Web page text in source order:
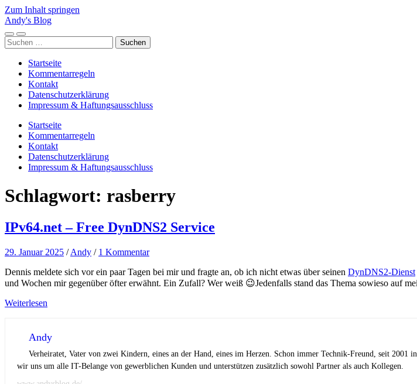
Zum Inhalt springen
Andy's Blog
Mobile-
Menü
Suchfeld
ein-/ausblenden
Suchen
nach:
Startseite
Kommentarregeln
Kontakt
Datenschutzerklärung
Impressum & Haftungsausschluss
Startseite
Kommentarregeln
Kontakt
Datenschutzerklärung
Impressum & Haftungsausschluss
Schlagwort: rasberry
IPv64.net – Free DynDNS2 Service
29. Januar 2025 /Andy / 1 Kommentar
Dennis meldete sich vor ein paar Tagen bei mir und fragte an, ob ich nicht etwas über seinen DynDNS2-Dienst
und Wochen mir gegenüber öfter erwähnt. Ein Zufall? Wer weiß 😉Jedenfalls stand das Thema sowieso auf
Weiterlesen
Andy
Verheiratet, Vater von zwei Kindern, eines an der Hand, eines im Herzen. Schon immer Technik-Freund, seit
wir uns um alle IT-Belange von gewerblichen Kunden und unterstützen zusätzlich sowohl Partner als auch Kollegen.